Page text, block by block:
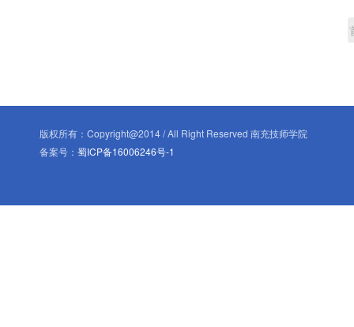
版权所有：Copyright@2014 / All Right Reserved 南充技师学院
备案号：蜀ICP备16006246号-1